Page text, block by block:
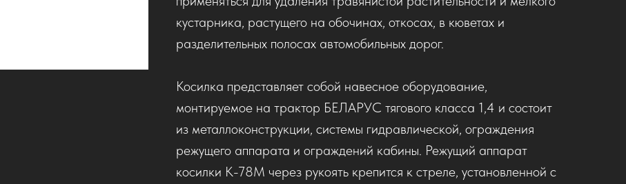
кустарника, растущего на обочинах, откосах, в кюветах и
разделительных полосах автомобильных дорог.
Косилка представляет собой навесное оборудование,
монтируемое на трактор БЕЛАРУС тягового класса 1,4 и состоит
из металлоконструкции, системы гидравлической, ограждения
режущего аппарата и ограждений кабины. Режущий аппарат
косилки К-78М через рукоять крепится к стреле, установленной с